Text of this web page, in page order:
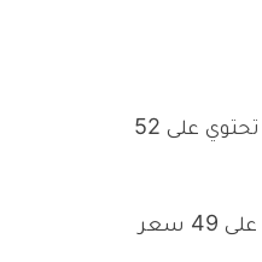
نصف ثمرة جريب فروت تحتوي على 52
كوب من الفراولة يحتوي على 49 سعر